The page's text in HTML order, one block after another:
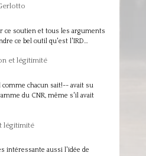
ce soutien et tous les arguments
ce bel outil qu'est l'IRD…
et légitimité
chacun sait!-- avait su
du CNR, même s'il avait
légitimité
intéressante aussi l'idée de